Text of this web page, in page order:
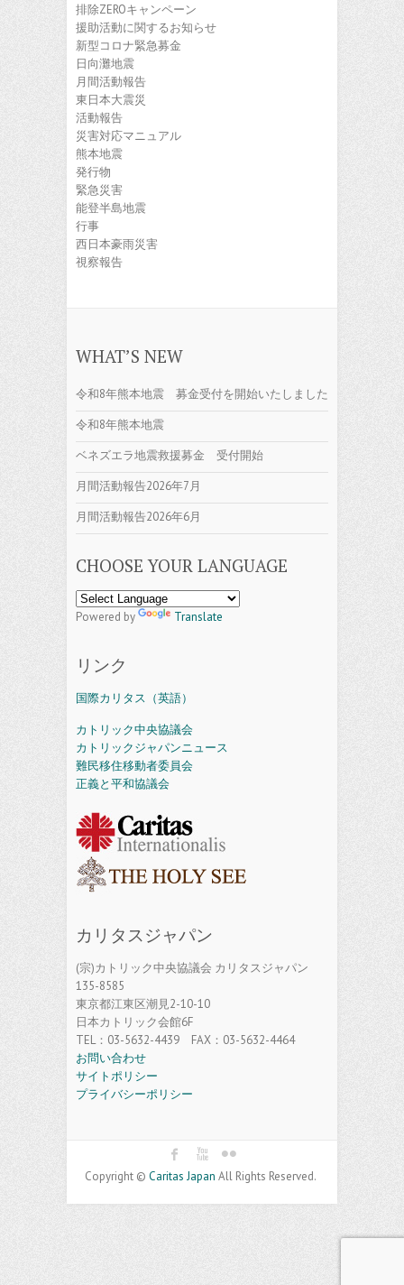
排除ZEROキャンペーン
援助活動に関するお知らせ
新型コロナ緊急募金
日向灘地震
月間活動報告
東日本大震災
活動報告
災害対応マニュアル
熊本地震
発行物
緊急災害
能登半島地震
行事
西日本豪雨災害
視察報告
WHAT’S NEW
令和8年熊本地震 募金受付を開始いたしました
令和8年熊本地震
ベネズエラ地震救援募金 受付開始
月間活動報告2026年7月
月間活動報告2026年6月
CHOOSE YOUR LANGUAGE
Powered by Translate
リンク
国際カリタス（英語）
カトリック中央協議会
カトリックジャパンニュース
難民移住移動者委員会
正義と平和協議会
カリタスジャパン
(宗)カトリック中央協議会 カリタスジャパン
135-8585
東京都江東区潮見2-10-10
日本カトリック会館6F
TEL：03-5632-4439 FAX：03-5632-4464
お問い合わせ
サイトポリシー
プライバシーポリシー
Copyright © Caritas Japan All Rights Reserved.